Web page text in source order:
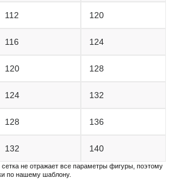
112 120
116 124
120 128
124 132
128 136
132 140
не отражает все параметры фигуры, поэтому
по нашему шаблону.